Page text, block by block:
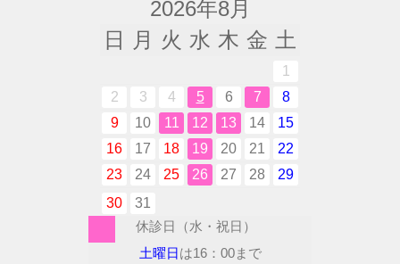
2026年8月
日
月 火 水 木 金 土
1
2
3 4 5 6 7
8
9
10 11 12 13 14
15
16
17 18 19 20 21
22
23
24 25 26 27 28
29
30
31
休診日（水・祝日）
土曜日は16：00まで